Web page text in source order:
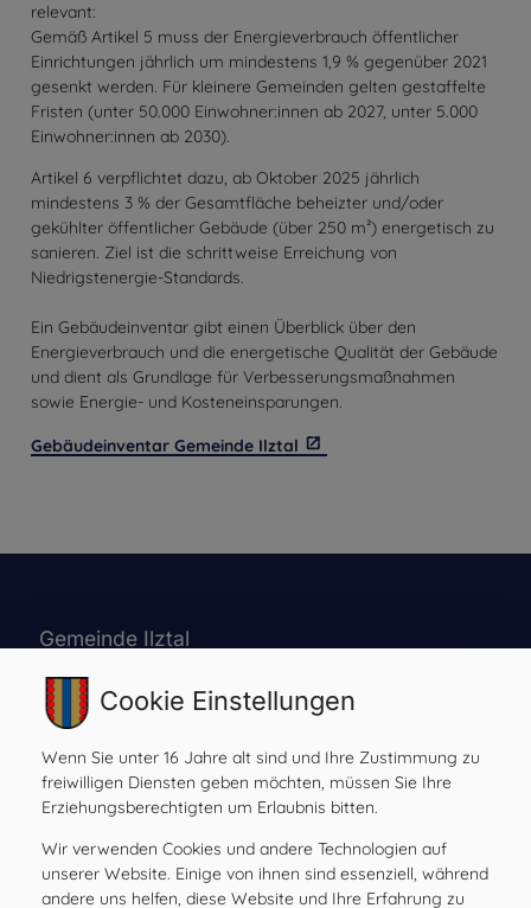
relevant:
Gemäß Artikel 5 muss der Energieverbrauch öffentlicher
Einrichtungen jährlich um mindestens 1,9 % gegenüber 2021
gesenkt werden. Für kleinere Gemeinden gelten gestaffelte
Fristen (unter 50.000 Einwohner:innen ab 2027, unter 5.000
Einwohner:innen ab 2030).
Artikel 6 verpflichtet dazu, ab Oktober 2025 jährlich
mindestens 3 % der Gesamtfläche beheizter und/oder
gekühlter öffentlicher Gebäude (über 250 m²) energetisch zu
sanieren. Ziel ist die schrittweise Erreichung von
Niedrigstenergie-Standards.
Ein Gebäudeinventar gibt einen Überblick über den
Energieverbrauch und die energetische Qualität der Gebäude
und dient als Grundlage für Verbesserungsmaßnahmen
sowie Energie- und Kosteneinsparungen.
Gebäudeinventar Gemeinde Ilztal
Gemeinde Ilztal
Prebensdorf 170, 8211 Ilztal
Tel:
+43 3113 2485
Mail:gde@ilztal.gv.at
Gemeindekennziffer: 61762 , UID: ATU 69185204
Amtsstunden
Cookie Einstellungen
Wenn Sie unter 16 Jahre alt sind und Ihre Zustimmung zu
freiwilligen Diensten geben möchten, müssen Sie Ihre
Erziehungsberechtigten um Erlaubnis bitten.
Wir verwenden Cookies und andere Technologien auf
unserer Website. Einige von ihnen sind essenziell, während
andere uns helfen, diese Website und Ihre Erfahrung zu